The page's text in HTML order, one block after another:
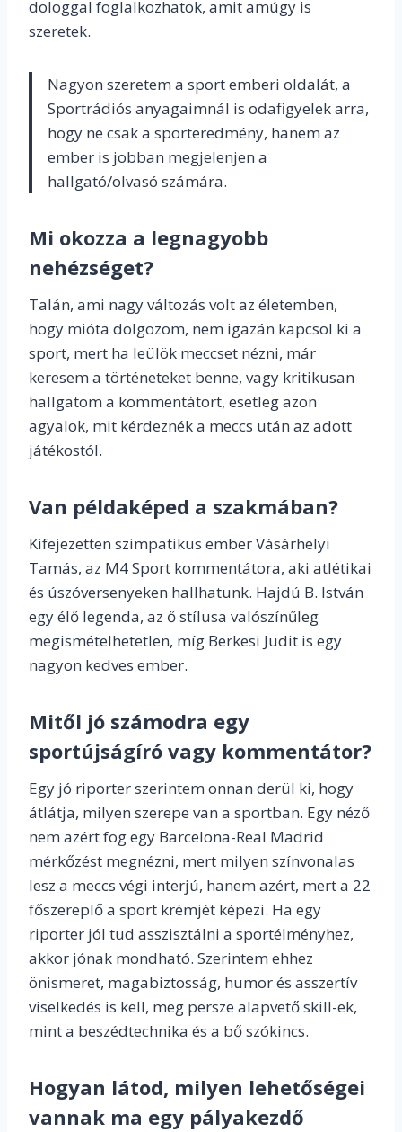
dologgal foglalkozhatok, amit amúgy is
szeretek.
Nagyon szeretem a sport emberi oldalát, a
Sportrádiós anyagaimnál is odafigyelek arra,
hogy ne csak a sporteredmény, hanem az
ember is jobban megjelenjen a
hallgató/olvasó számára.
Mi okozza a legnagyobb
nehézséget?
Talán, ami nagy változás volt az életemben,
hogy mióta dolgozom, nem igazán kapcsol ki a
sport, mert ha leülök meccset nézni, már
keresem a történeteket benne, vagy kritikusan
hallgatom a kommentátort, esetleg azon
agyalok, mit kérdeznék a meccs után az adott
játékostól.
Van példaképed a szakmában?
Kifejezetten szimpatikus ember Vásárhelyi
Tamás, az M4 Sport kommentátora, aki atlétikai
és úszóversenyeken hallhatunk. Hajdú B. István
egy élő legenda, az ő stílusa valószínűleg
megismételhetetlen, míg Berkesi Judit is egy
nagyon kedves ember.
Mitől jó számodra egy
sportújságíró vagy kommentátor?
Egy jó riporter szerintem onnan derül ki, hogy
átlátja, milyen szerepe van a sportban. Egy néző
nem azért fog egy Barcelona-Real Madrid
mérkőzést megnézni, mert milyen színvonalas
lesz a meccs végi interjú, hanem azért, mert a 22
főszereplő a sport krémjét képezi. Ha egy
riporter jól tud asszisztálni a sportélményhez,
akkor jónak mondható. Szerintem ehhez
önismeret, magabiztosság, humor és asszertív
viselkedés is kell, meg persze alapvető skill-ek,
mint a beszédtechnika és a bő szókincs.
Hogyan látod, milyen lehetőségei
vannak ma egy pályakezdő